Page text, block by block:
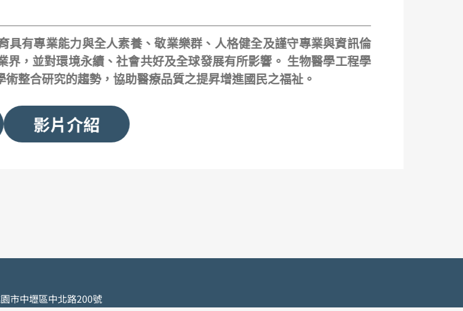
具有專業能力與全人素養、敬業樂群、人格健全及謹守專業與資訊倫
，並對環境永續、社會共好及全球發展有所影響。 生物醫學工程學
整合研究的趨勢，協助醫療品質之提昇增進國民之福祉。
影片介紹
市中壢區中北路200號